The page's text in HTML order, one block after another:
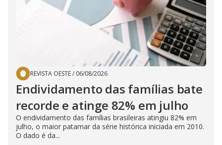
REVISTA OESTE/ 06/08/2026
Endividamento das famílias bate
recorde e atinge 82% em julho
O endividamento das famílias brasileiras atingiu 82% em
julho, o maior patamar da série histórica iniciada em 2010.
O dado é da...